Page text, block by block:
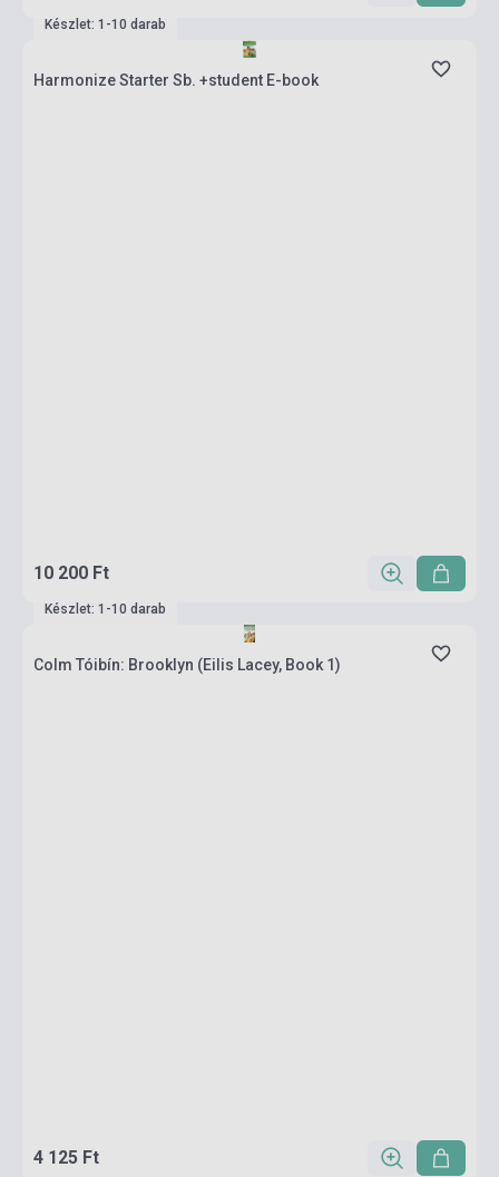
Készlet: 1-10 darab
Harmonize Starter Sb. +student E-book
10 200 Ft
Készlet: 1-10 darab
Colm Tóibín: Brooklyn (Eilis Lacey, Book 1)
4 125 Ft